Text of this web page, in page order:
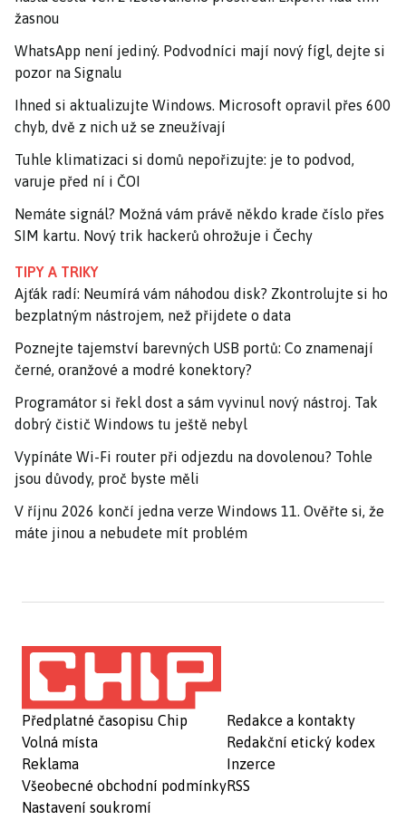
žasnou
WhatsApp není jediný. Podvodníci mají nový fígl, dejte si
pozor na Signalu
Ihned si aktualizujte Windows. Microsoft opravil přes 600
chyb, dvě z nich už se zneužívají
Tuhle klimatizaci si domů nepořizujte: je to podvod,
varuje před ní i ČOI
Nemáte signál? Možná vám právě někdo krade číslo přes
SIM kartu. Nový trik hackerů ohrožuje i Čechy
TIPY A TRIKY
Ajťák radí: Neumírá vám náhodou disk? Zkontrolujte si ho
bezplatným nástrojem, než přijdete o data
Poznejte tajemství barevných USB portů: Co znamenají
černé, oranžové a modré konektory?
Programátor si řekl dost a sám vyvinul nový nástroj. Tak
dobrý čistič Windows tu ještě nebyl
Vypínáte Wi-Fi router při odjezdu na dovolenou? Tohle
jsou důvody, proč byste měli
V říjnu 2026 končí jedna verze Windows 11. Ověřte si, že
máte jinou a nebudete mít problém
Předplatné časopisu Chip
Volná místa
Reklama
Všeobecné obchodní podmínky
Nastavení soukromí
Redakce a kontakty
Redakční etický kodex
Inzerce
RSS